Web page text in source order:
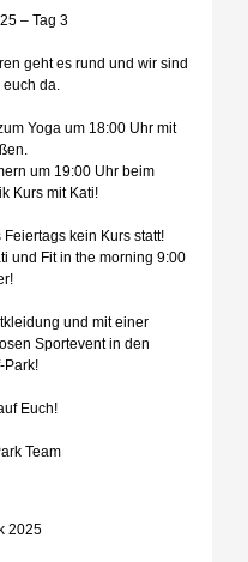
– Tag 3
geht es rund und wir sind
euch da.
Yoga um 18:00 Uhr mit
um 19:00 Uhr beim
Kurs mit Kati!
kein Kurs statt!
und Fit in the morning 9:00
und mit einer
Sportevent in den
Park!
Euch!
Team
2025